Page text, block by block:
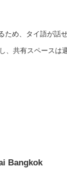
ため、タイ語が話
、共有スペース
Bangkok